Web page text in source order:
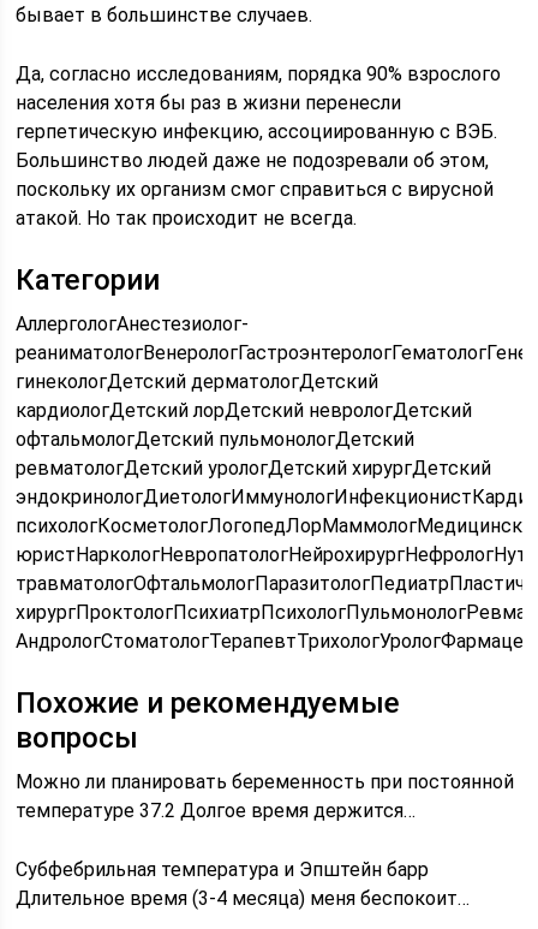
бывает в большинстве случаев.
Да, согласно исследованиям, порядка 90% взрослого
населения хотя бы раз в жизни перенесли
герпетическую инфекцию, ассоциированную с ВЭБ.
Большинство людей даже не подозревали об этом,
поскольку их организм смог справиться с вирусной
атакой. Но так происходит не всегда.
Категории
АллергологАнестезиолог-
гинекологДетский дерматологДетский
кардиологДетский лорДетский неврологДетский
офтальмологДетский пульмонологДетский
ревматологДетский урологДетский хирургДетский
Похожие и рекомендуемые
вопросы
Можно ли планировать беременность при постоянной
температуре 37.2 Долгое время держится…
Субфебрильная температура и Эпштейн барр
Длительное время (3-4 месяца) меня беспокоит…